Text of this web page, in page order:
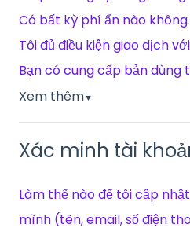
Có bất kỳ phí ẩn nào không
Tôi đủ điều kiện giao dịch
Bạn có cung cấp bản dùng
Xem thêm▼
Xác minh tài
Làm thế nào để tôi cập
mình (tên, email, số điện